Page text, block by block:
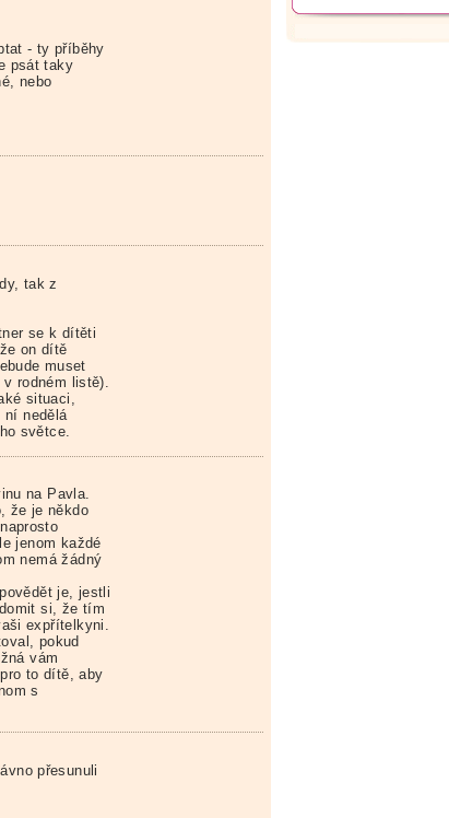
- ty příběhy
psát taky
nebo
tak z
se k dítěti
on dítě
muset
rodném listě).
situaci,
ní nedělá
světce.
na Pavla.
že je někdo
jenom každé
nemá žádný
je, jestli
si, že tím
expřítelkyni.
pokud
vám
to dítě, aby
s
přesunuli